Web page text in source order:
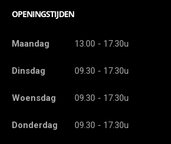
OPENINGSTIJDEN
Maandag 13.00 - 17.30u
Dinsdag 09.30 - 17.30u
Woensdag 09.30 - 17.30u
Donderdag 09.30 - 17.30u